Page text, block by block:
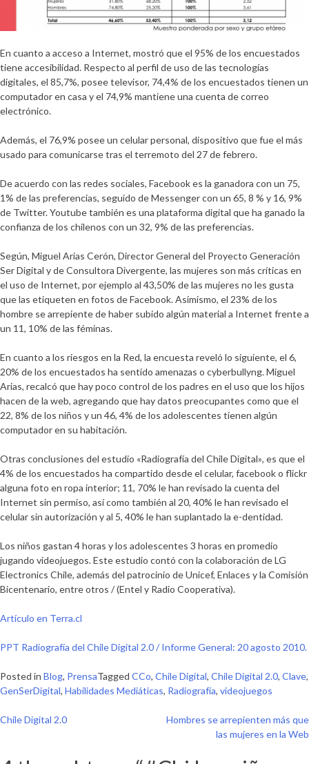
En cuanto a acceso a Internet, mostró que el 95% de los encuestados
tiene accesibilidad. Respecto al perfil de uso de las tecnologías
digitales, el 85,7%, posee televisor, 74,4% de los encuestados tienen un
computador en casa y el 74,9% mantiene una cuenta de correo
electrónico.
Además, el 76,9% posee un celular personal, dispositivo que fue el más
usado para comunicarse tras el terremoto del 27 de febrero.
De acuerdo con las redes sociales, Facebook es la ganadora con un 75,
1% de las preferencias, seguido de Messenger con un 65, 8 % y 16, 9%
de Twitter. Youtube también es una plataforma digital que ha ganado la
confianza de los chilenos con un 32, 9% de las preferencias.
Según, Miguel Arias Cerón, Director General del Proyecto Generación
Ser Digital y de Consultora Divergente, las mujeres son más críticas en
el uso de Internet, por ejemplo al 43,50% de las mujeres no les gusta
que las etiqueten en fotos de Facebook. Asimismo, el 23% de los
hombre se arrepiente de haber subido algún material a Internet frente a
un 11, 10% de las féminas.
En cuanto a los riesgos en la Red, la encuesta reveló lo siguiente, el 6,
20% de los encuestados ha sentido amenazas o cyberbullyng.Miguel
Arias, recalcó que hay poco control de los padres en el uso que los hijos
hacen de la web, agregando que hay datos preocupantes como que el
22, 8% de los niños y un 46, 4% de los adolescentes tienen algún
computador en su habitación.
Otras conclusiones del estudio «Radiografía del Chile Digital», es que el
4% de los encuestados ha compartido desde el celular, facebook o flickr
alguna foto en ropa interior; 11, 70% le han revisado la cuenta del
Internet sin permiso, así como también al 20, 40% le han revisado el
celular sin autorización y al 5, 40% le han suplantado la e-dentidad.
Los niños gastan 4 horas y los adolescentes 3 horas en promedio
jugando videojuegos. Este estudio contó con la colaboración deLG
Electronics Chile, además del patrocinio de Unicef, Enlaces y la Comisión
Bicentenario, entre otros / (Entel y Radio Cooperativa).
Artículo en Terra.cl
PPT Radiografía del Chile Digital 2.0 / Informe General: 20 agosto 2010.
Posted in Blog, PrensaTagged CCo, Chile Digital, Chile Digital 2.0, Clave,
GenSerDigital, Habilidades Mediáticas, Radiografía, videojuegos
Navegación
Chile Digital 2.0
Hombres se arrepienten más que
las mujeres en la Web